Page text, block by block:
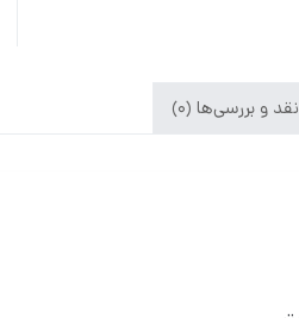
نقد و بررسی‌ها (0)